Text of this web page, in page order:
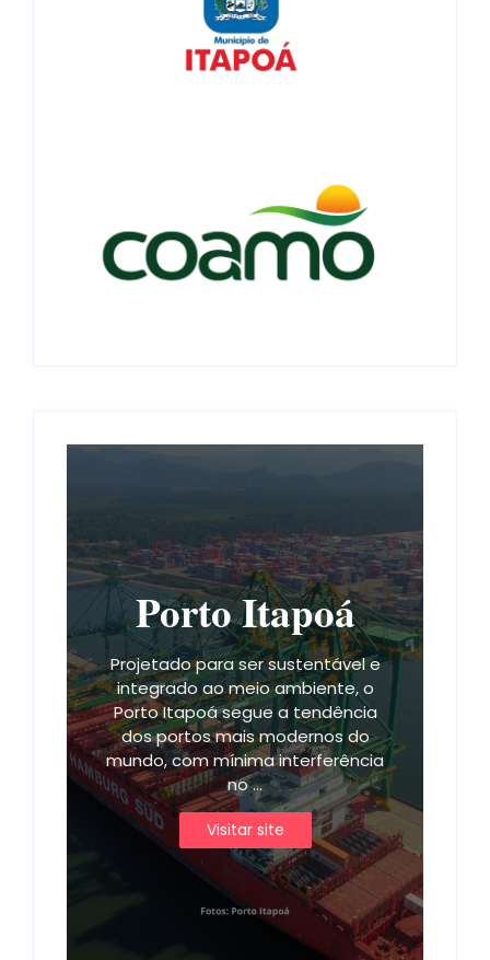
Porto Itapoá
Projetado para ser sustentável e
integrado ao meio ambiente, o
Porto Itapoá segue a tendência
dos portos mais modernos do
mundo, com mínima interferência
no ...
Visitar site